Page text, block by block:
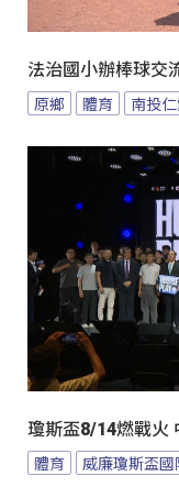
法治國小辦棒球交
原鄉 體育 南投
瓊斯盃8/14燃戰火
體育 威廉瓊斯盃